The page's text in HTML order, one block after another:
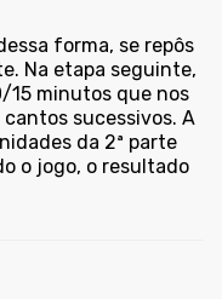
forma, se repôs
Na etapa seguinte,
15 minutos que nos
sucessivos. A
da 2ª parte
o jogo, o resultado